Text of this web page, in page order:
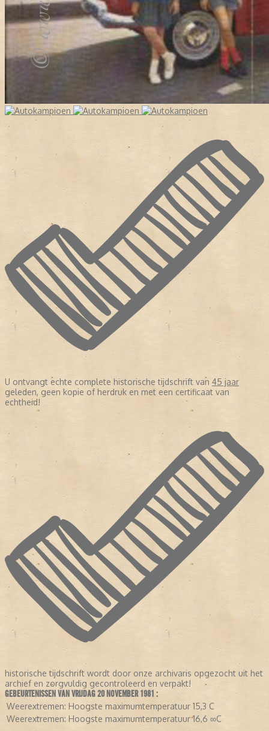
U ontvangt echte complete historische tijdschrift van 45 jaar
geleden, geen kopie of herdruk en met een certificaat van
echtheid!
historische tijdschrift wordt door onze archivaris opgezocht uit het
archief en zorgvuldig gecontroleerd en verpakt!
GEBEURTENISSEN VAN VRIJDAG 20 NOVEMBER 1981 :
Weerextremen: Hoogste maximumtemperatuur 15,3 C
Weerextremen: Hoogste maximumtemperatuur 16,6 ∞C